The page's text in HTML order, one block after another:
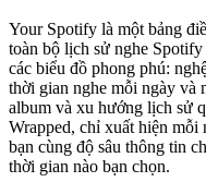
Your Spotify là một bảng
toàn bộ lịch sử nghe
các biểu đồ phong phú:
thời gian nghe mỗi ngày và
album và xu hướng lịch sử
Wrapped, chỉ xuất hiện mỗi
bạn cùng độ sâu thông tin
thời gian nào bạn chọn.